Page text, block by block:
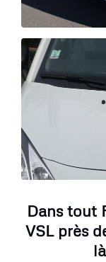
Dans tout
VSL près